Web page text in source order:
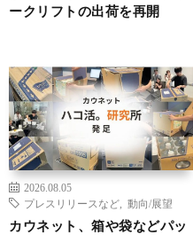
ークリフトの出荷を再開
2026.08.05
プレスリリースなど
動向/展望
カウネット、箱や袋などパッ